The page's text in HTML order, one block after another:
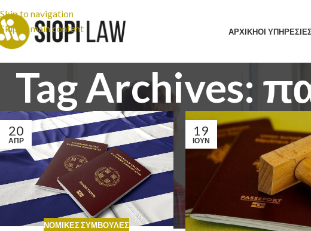
Skip to navigation
Skip to main content
ΑΡΧΙΚΗΟΙ
Tag Archives:
20
ΑΠΡ
ΝΟΜΙΚΈΣ ΣΥΜΒΟΥΛΈΣ
19
ΙΟΎΝ